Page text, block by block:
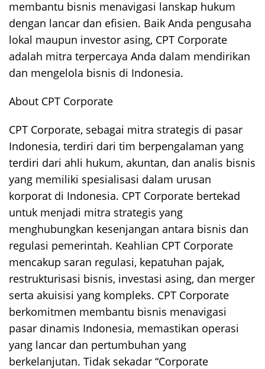
membantu bisnis menavigasi lanskap hukum
dengan lancar dan efisien. Baik Anda pengusaha
lokal maupun investor asing, CPT Corporate
adalah mitra terpercaya Anda dalam mendirikan
dan mengelola bisnis di Indonesia.
About CPT Corporate
CPT Corporate, sebagai mitra strategis di pasar
Indonesia, terdiri dari tim berpengalaman yang
terdiri dari ahli hukum, akuntan, dan analis bisnis
yang memiliki spesialisasi dalam urusan
korporat di Indonesia. CPT Corporate bertekad
untuk menjadi mitra strategis yang
menghubungkan kesenjangan antara bisnis dan
regulasi pemerintah. Keahlian CPT Corporate
mencakup saran regulasi, kepatuhan pajak,
restrukturisasi bisnis, investasi asing, dan merger
serta akuisisi yang kompleks. CPT Corporate
berkomitmen membantu bisnis menavigasi
pasar dinamis Indonesia, memastikan operasi
yang lancar dan pertumbuhan yang
berkelanjutan. Tidak sekadar “Corporate